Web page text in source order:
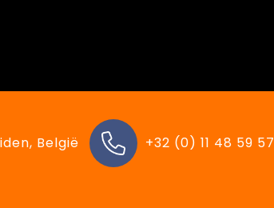
België +32 (0) 11 48 59 57